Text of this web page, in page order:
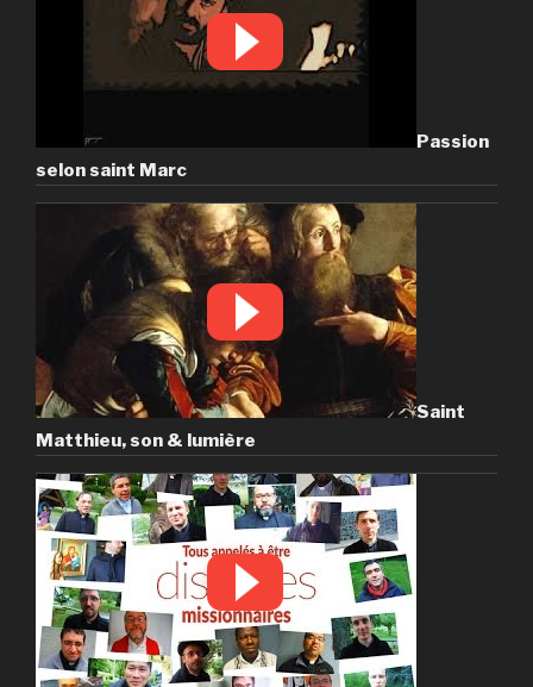
Passion
selon saint Marc
Saint
Matthieu, son & lumière